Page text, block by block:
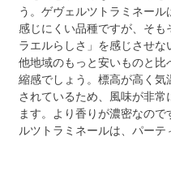
う。ゲヴェルツトラミネー
感じにくい品種ですが、そも
ラエルらしさ」を感じさせな
他地域のもっと安いものと
縮感でしょう。標高が高く
されているため、風味が非
ます。より香りが濃密なの
ルツトラミネールは、パーテ